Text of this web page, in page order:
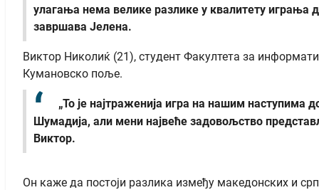
улагања нема велике разлике у квалитету играња
завршава Јелена.
Виктор Николиќ (21), студент Факултета за
Кумановско поље.
„То је најтраженија игра на нашим наступима
Шумадија, али мени највеће задовољство
Виктор.
Он каже да постоји разлика између македонских и